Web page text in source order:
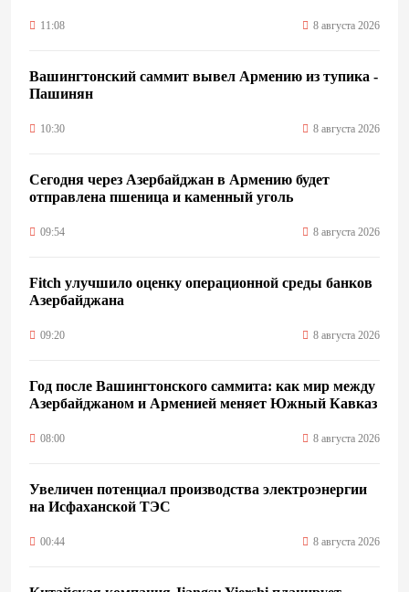
11:08 8 августа 2026
Вашингтонский саммит вывел Армению из тупика -
Пашинян
10:30 8 августа 2026
Сегодня через Азербайджан в Армению будет
отправлена пшеница и каменный уголь
09:54 8 августа 2026
Fitch улучшило оценку операционной среды банков
Азербайджана
09:20 8 августа 2026
Год после Вашингтонского саммита: как мир между
Азербайджаном и Арменией меняет Южный Кавказ
08:00 8 августа 2026
Увеличен потенциал производства электроэнергии
на Исфаханской ТЭС
00:44 8 августа 2026